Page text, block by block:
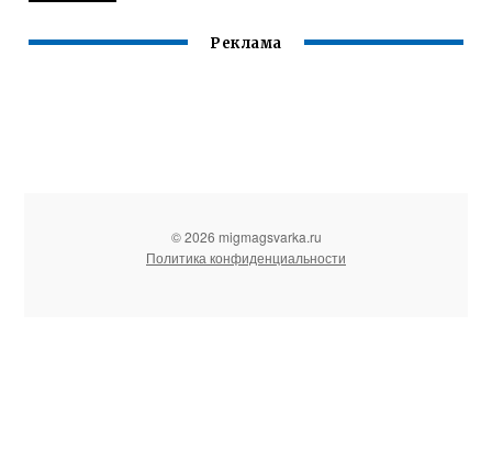
Реклама
© 2026 migmagsvarka.ru
Политика конфиденциальности